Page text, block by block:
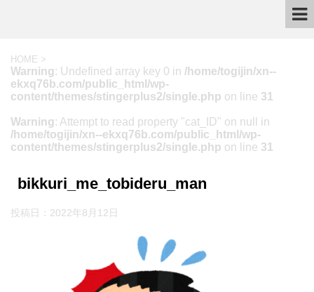
HOME >
Warning: Undefined array key 0 in /home/togijin/xn--
ekxq76b.com/public_html/wp-
content/themes/stingerplus2/single.php on line 31
Warning: Attempt to read property "cat_ID" on null in
/home/togijin/xn--ekxq76b.com/public_html/wp-
content/themes/stingerplus2/single.php on line 31
bikkuri_me_tobideru_man
投稿日： 2022年8月12日